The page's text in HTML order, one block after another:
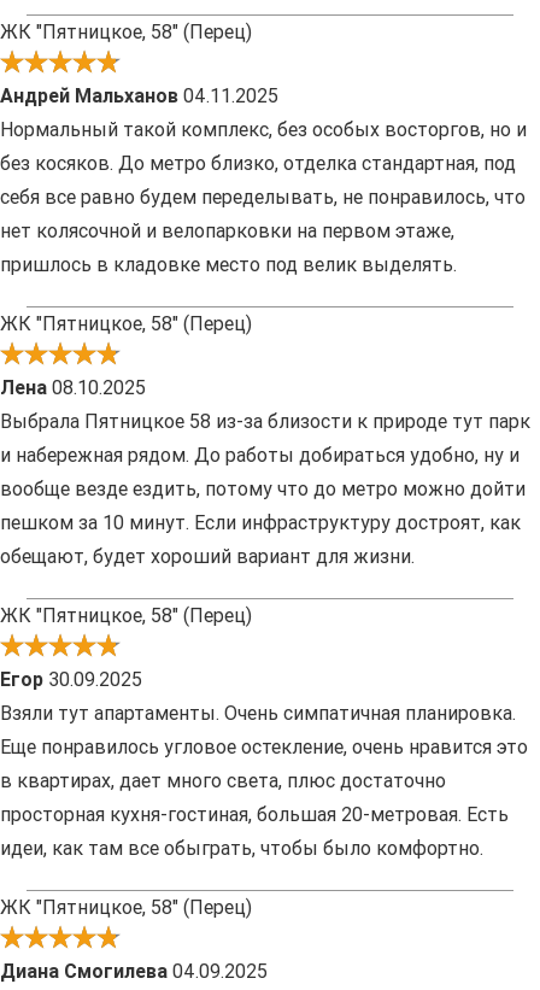
ЖК "Пятницкое, 58" (Перец)
Андрей Мальханов 04.11.2025
Нормальный такой комплекс, без особых восторгов, но и
без косяков. До метро близко, отделка стандартная, под
себя все равно будем переделывать, не понравилось, что
нет колясочной и велопарковки на первом этаже,
пришлось в кладовке место под велик выделять.
ЖК "Пятницкое, 58" (Перец)
Лена 08.10.2025
Выбрала Пятницкое 58 из-за близости к природе тут парк
и набережная рядом. До работы добираться удобно, ну и
вообще везде ездить, потому что до метро можно дойти
пешком за 10 минут. Если инфраструктуру достроят, как
обещают, будет хороший вариант для жизни.
ЖК "Пятницкое, 58" (Перец)
Егор 30.09.2025
Взяли тут апартаменты. Очень симпатичная планировка.
Еще понравилось угловое остекление, очень нравится это
в квартирах, дает много света, плюс достаточно
просторная кухня-гостиная, большая 20-метровая. Есть
идеи, как там все обыграть, чтобы было комфортно.
ЖК "Пятницкое, 58" (Перец)
Диана Смогилева 04.09.2025